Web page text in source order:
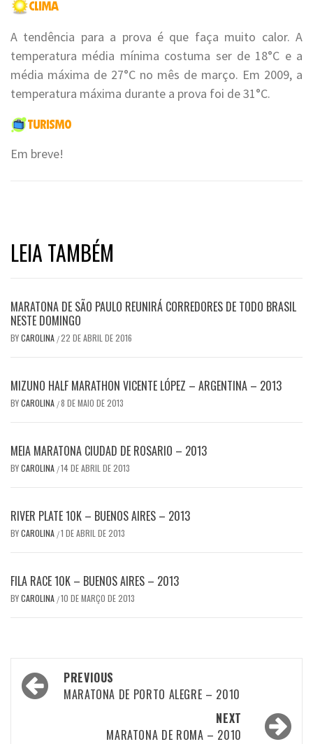
A tendência para a prova é que faça muito calor. A
temperatura média mínima costuma ser de 18°C e a
média máxima de 27°C no mês de março. Em 2009, a
temperatura máxima durante a prova foi de 31°C.
Em breve!
LEIA TAMBÉM
MARATONA DE SÃO PAULO REUNIRÁ CORREDORES DE TODO BRASIL
NESTE DOMINGO
BYCAROLINA /22 DE ABRIL DE 2016
MIZUNO HALF MARATHON VICENTE LÓPEZ – ARGENTINA – 2013
BYCAROLINA /8 DE MAIO DE 2013
MEIA MARATONA CIUDAD DE ROSARIO – 2013
BYCAROLINA /14 DE ABRIL DE 2013
RIVER PLATE 10K – BUENOS AIRES – 2013
BYCAROLINA /1 DE ABRIL DE 2013
FILA RACE 10K – BUENOS AIRES – 2013
BYCAROLINA /10 DE MARÇO DE 2013
Post
navigation
PREVIOUS
MARATONA DE PORTO ALEGRE – 2010
NEXT
MARATONA DE ROMA – 2010